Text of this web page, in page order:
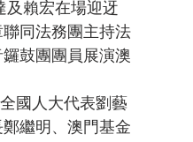
及賴宏在場迎迓
同法務團主持法
鼓團團員展演澳
國人大代表劉藝
繼明、澳門基金